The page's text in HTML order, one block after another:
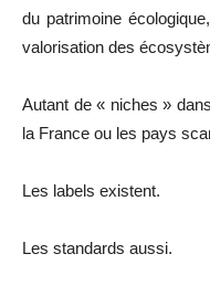
du patrimoine
valorisation des
Autant de « niches »
la France ou les pays
Les labels existent.
Les standards aussi.